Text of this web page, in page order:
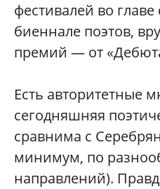
фестивалей во
биеннале поэтов,
премий — от
Есть авторитетные
сегодняшняя
сравнима с
минимум, по
направлений).